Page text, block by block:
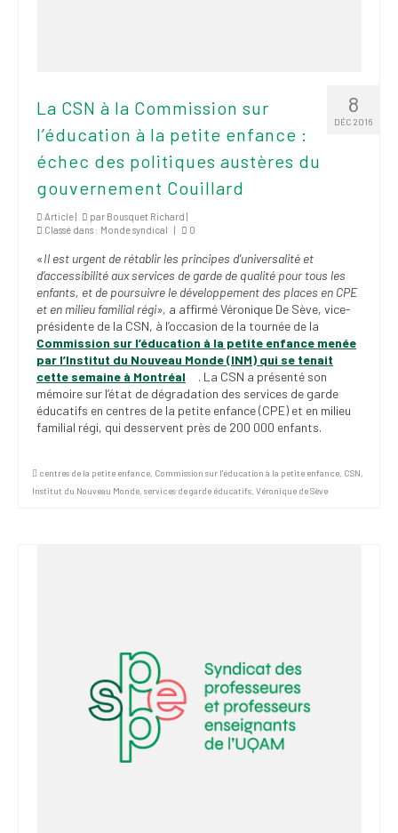
8
DÉC 2016
La CSN à la Commission sur
l’éducation à la petite enfance :
échec des politiques austères du
gouvernement Couillard
Article | par Bousquet Richard |
Classé dans : Monde syndical | 0
«Il est urgent de rétablir les principes d’universalité et
d’accessibilité aux services de garde de qualité pour tous les
enfants, et de poursuivre le développement des places en CPE
et en milieu familial régi», a affirmé Véronique De Sève, vice-
présidente de la CSN, à l’occasion de la tournée de la
Commission sur l’éducation à la petite enfance menée
par l’Institut du Nouveau Monde (INM) qui se tenait
cette semaine à Montréal
. La CSN a présenté son
mémoire sur l’état de dégradation des services de garde
éducatifs en centres de la petite enfance (CPE) et en milieu
familial régi, qui desservent près de 200 000 enfants.
centres de la petite enfance, Commission sur l'éducation à la petite enfance, CSN,
Institut du Nouveau Monde, services de garde éducatifs, Véronique de Sève